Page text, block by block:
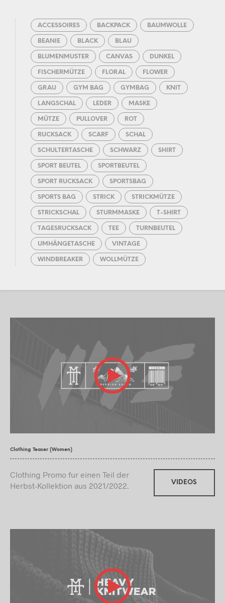
ACCESSOIRES BACKPACK BAUMWOLLE
BEANIE BLACK BLAU
BLUMENMUSTER CANVAS DUNKEL
FISCHERMÜTZE FLORAL FLOWER
GRAU GYM BAG GYMBAG KNIT
LANGSCHAL LEDER MASKE
MÜTZE PULLOVER ROT
RUCKSACK SCARF SCHAL
SCHULTERTASCHE SCHWARZ SHIRT
SPORT BEUTEL SPORTBEUTEL
SPORT RUCKSACK SPORTSBAG
SPORTS BAG STRICK STRICKMÜTZE
STRICKSCHAL STURMMASKE T-SHIRT
TAGESRUCKSACK TEE TURNBEUTEL
UMHÄNGETASCHE VINTAGE
WINDBREAKER WOLLMÜTZE
Clothing Teaser (Women)
Clothing Promo fur einen Teil der
Herbst-Kollektion aus 2021/2022.
VIDEOS